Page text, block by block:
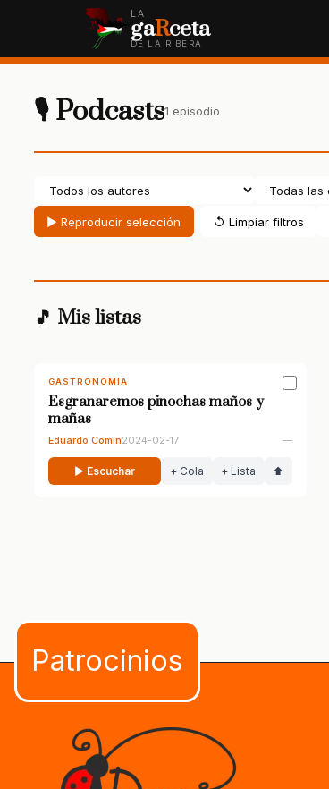
LA
gaRceta
DE LA RIBERA
🎙 Podcasts1 episodio
▶ Reproducir selección ↺ Limpiar filtros
🎵 Mis listas
GASTRONOMÍA
Esgranaremos pinochas maños y
mañas
Eduardo Comín2024-02-17 —
▶ Escuchar + Cola + Lista ⬆